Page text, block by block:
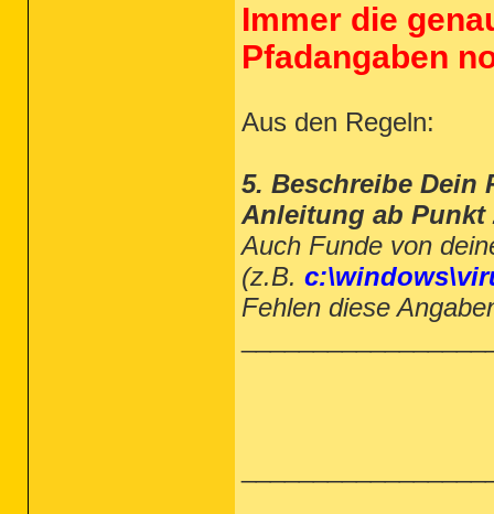
Immer die
Pfadangaben
Aus den Regeln:
5. Beschreibe Dein
Anleitung ab Punkt
Auch Funde von
(z.B.
Fehlen diese